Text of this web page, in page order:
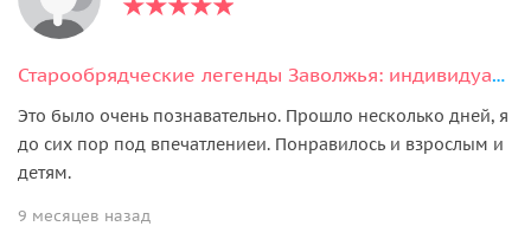
Старообрядческие легенды Заволжья: индивидуальная пешеходная экскурсия
Это было очень познавательно. Прошло несколько дней, я
до сих пор под впечатлениеи. Понравилось и взрослым и
детям.
9 месяцев назад